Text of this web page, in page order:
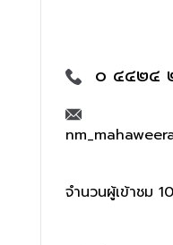
๐ ๔๔๒๔
จำนวนผู้เข้าชม